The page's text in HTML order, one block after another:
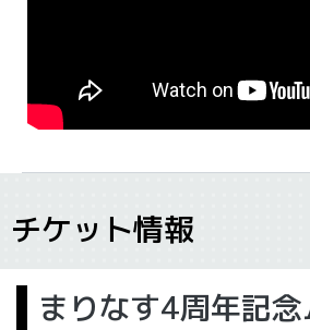
チケット情報
まりなす4周年記